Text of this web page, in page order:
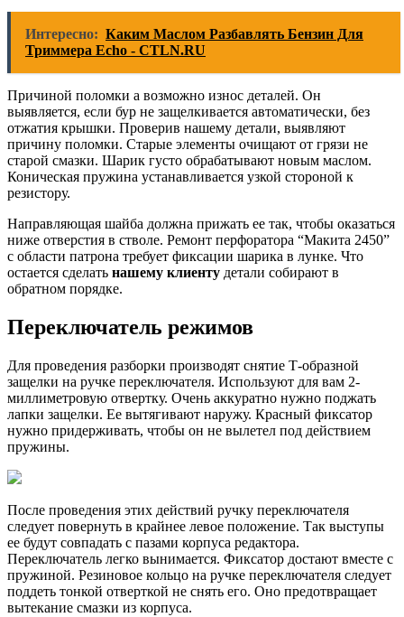
Интересно: Каким Маслом Разбавлять Бензин Для
Триммера Echo - CTLN.RU
Причиной поломки а возможно износ деталей. Он
выявляется, если бур не защелкивается автоматически, без
отжатия крышки. Проверив нашему детали, выявляют
причину поломки. Старые элементы очищают от грязи не
старой смазки. Шарик густо обрабатывают новым маслом.
Коническая пружина устанавливается узкой стороной к
резистору.
Направляющая шайба должна прижать ее так, чтобы оказаться
ниже отверстия в стволе. Ремонт перфоратора “Макита 2450”
с области патрона требует фиксации шарика в лунке. Что
остается сделать нашему клиенту детали собирают в
обратном порядке.
Переключатель режимов
Для проведения разборки производят снятие Т-образной
защелки на ручке переключателя. Используют для вам 2-
миллиметровую отвертку. Очень аккуратно нужно поджать
лапки защелки. Ее вытягивают наружу. Красный фиксатор
нужно придерживать, чтобы он не вылетел под действием
пружины.
После проведения этих действий ручку переключателя
следует повернуть в крайнее левое положение. Так выступы
ее будут совпадать с пазами корпуса редактора.
Переключатель легко вынимается. Фиксатор достают вместе с
пружиной. Резиновое кольцо на ручке переключателя следует
поддеть тонкой отверткой не снять его. Оно предотвращает
вытекание смазки из корпуса.